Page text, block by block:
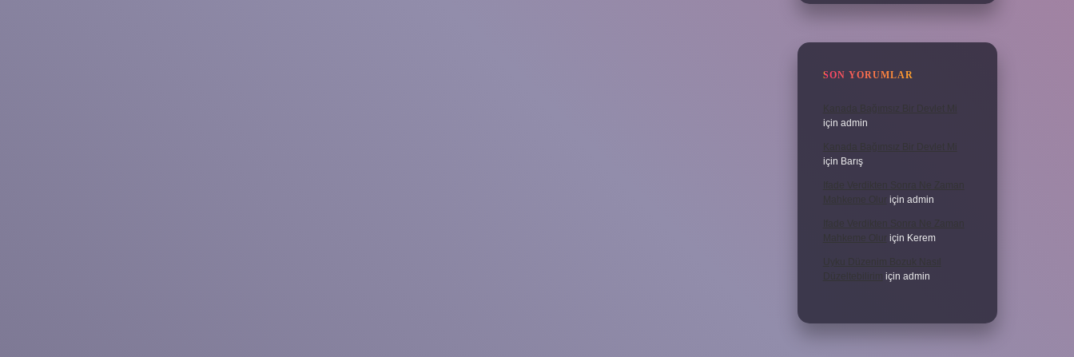
SON YORUMLAR
Kanada Bağımsız Bir Devlet Mi
için admin
Kanada Bağımsız Bir Devlet Mi
için Barış
Ifade Verdikten Sonra Ne Zaman
Mahkeme Olur için admin
Ifade Verdikten Sonra Ne Zaman
Mahkeme Olur için Kerem
Uyku Düzenim Bozuk Nasıl
Düzeltebilirim
için admin